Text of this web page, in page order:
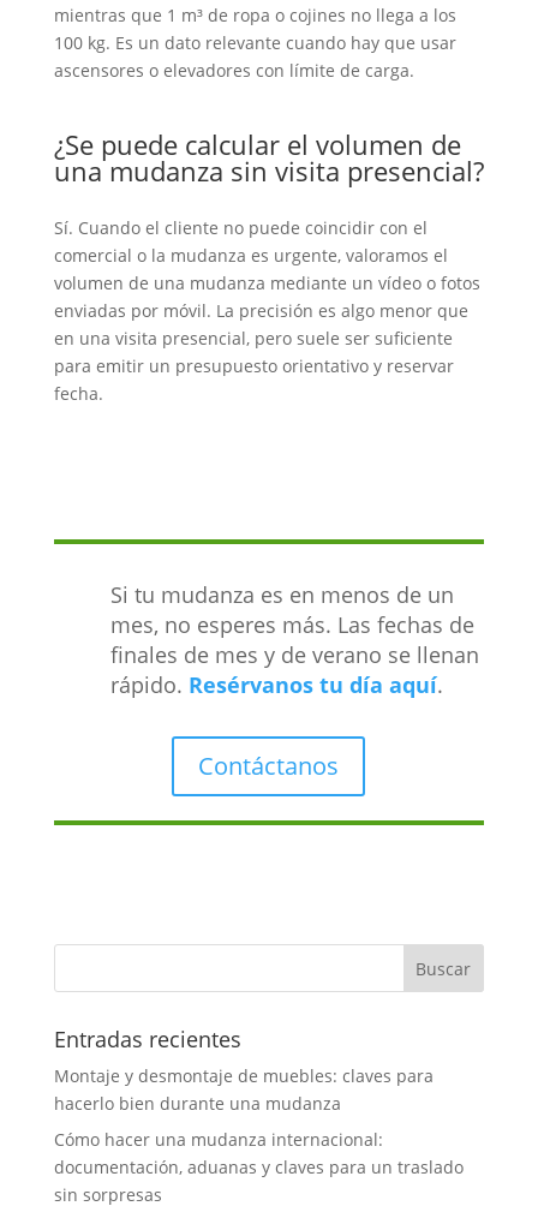
mientras que 1 m³ de ropa o cojines no llega a los
100 kg. Es un dato relevante cuando hay que usar
ascensores o elevadores con límite de carga.
¿Se puede calcular el volumen de
una mudanza sin visita presencial?
Sí. Cuando el cliente no puede coincidir con el
comercial o la mudanza es urgente, valoramos el
volumen de una mudanza mediante un vídeo o fotos
enviadas por móvil. La precisión es algo menor que
en una visita presencial, pero suele ser suficiente
para emitir un presupuesto orientativo y reservar
fecha.
Si tu mudanza es en menos de un
mes, no esperes más. Las fechas de
finales de mes y de verano se llenan
rápido. Resérvanos tu día aquí.
Contáctanos
Entradas recientes
Montaje y desmontaje de muebles: claves para
hacerlo bien durante una mudanza
Cómo hacer una mudanza internacional:
documentación, aduanas y claves para un traslado
sin sorpresas